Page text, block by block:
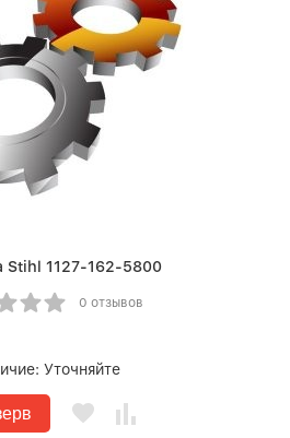
Stihl 1127-162-5800
0 отзывов
Уточняйте